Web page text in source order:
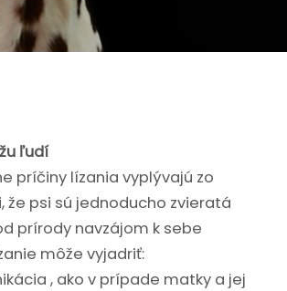
ľudí
príčiny lízania vyplývajú zo
že psi sú jednoducho zvieratá
prírody navzájom k sebe
môže vyjadriť:
, ako v prípade matky a jej